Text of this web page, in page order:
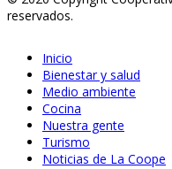
reservados.
Inicio
Bienestar y salud
Medio ambiente
Cocina
Nuestra gente
Turismo
Noticias de La Coope